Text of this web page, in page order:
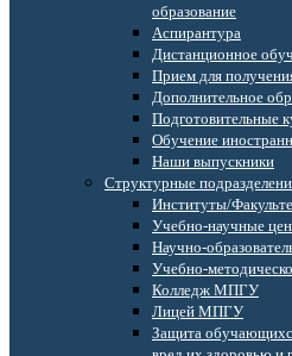
образование
Аспирантура
Дистанционное
Прием для
Дополнительное
Подготовительные
Обучение
Наши выпускники
Структурные
Институты/
Учебно-научные
Научно-
Учебно-
Колледж МПГУ
Лицей МПГУ
Защита